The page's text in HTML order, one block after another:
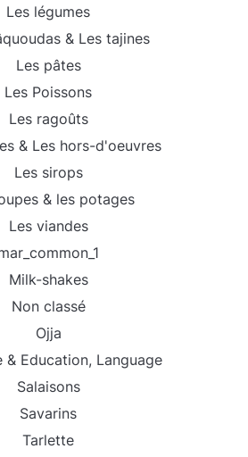
Les légumes
& Les tajines
Les pâtes
Les Poissons
Les ragoûts
& Les hors-d'oeuvres
Les sirops
& les potages
Les viandes
Milk-shakes
Non classé
Ojja
& Education, Language
Salaisons
Savarins
Tarlette